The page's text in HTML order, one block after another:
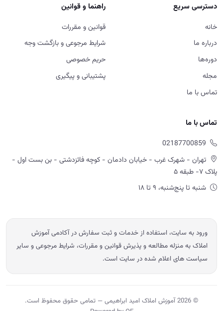
دسترسی سریع
خانه
درباره ما
دوره‌ها
مجله
تماس با ما
راهنما و قوانین
قوانین و مقررات
شرایط مرجوعی و بازگشت وجه
حریم خصوصی
پشتیبانی و پیگیری
تماس با ما
02187700859
تهران - شهرک غرب - خیابان دادمان - کوچه فائزدشتی - بن بست اول -
پلاک ۷- طبقه ۵
شنبه تا پنج‌شنبه، ۹ تا ۱۸
ورود به سایت، استفاده از خدمات و ثبت سفارش در آکادمی آموزش
املاک به منزله مطالعه و پذیرش قوانین و مقررات، شرایط مرجوعی و سایر
سیاست های اعلام شده در سایت است.
© 2026 آموزش املاک امید ابراهیمی — تمامی حقوق محفوظ است.